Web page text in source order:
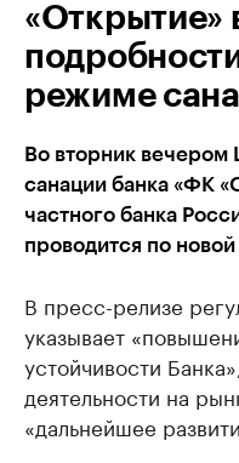
«Открытие»
режиме
Во вторник вечером
санации банка «ФК
частного банка
проводится по
В пресс-релизе
указывает
устойчивости
деятельности на
«дальнейшее